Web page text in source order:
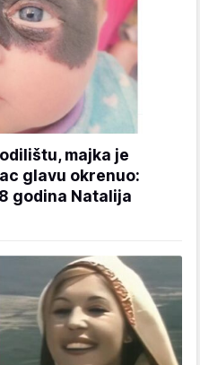
majka je
glavu okrenuo:
godina Natalija